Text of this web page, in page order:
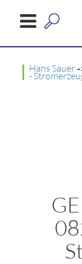
Hans Sauer-
-